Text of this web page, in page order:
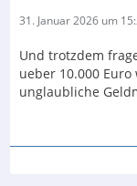
31. Januar 2026 um
Und trotzdem
ueber 10.000
unglaubliche